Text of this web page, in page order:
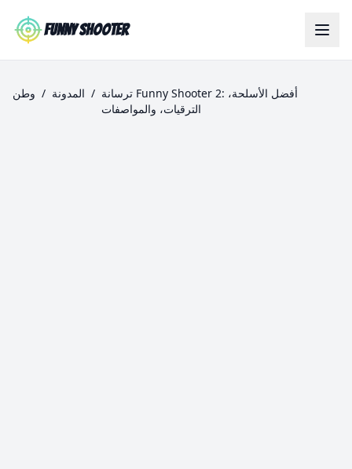
Funny Shooter
وطن / المدونة / ترسانة Funny Shooter 2: أفضل الأسلحة،
الترقيات، والمواصفات